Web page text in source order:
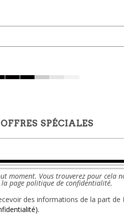
SPÉCIALES
moment. Vous trouverez pour cela
page politique de confidentialité.
des informations de la part de